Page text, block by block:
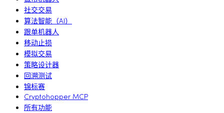
社交交易
算法智能（AI）
跟单机器人
移动止损
模拟交易
策略设计器
回溯测试
锦标赛
Cryptohopper MCP
所有功能